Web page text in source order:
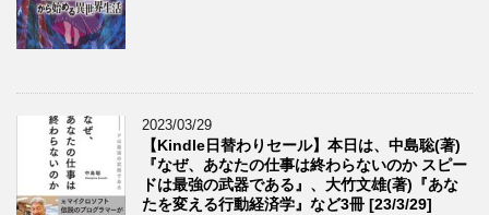
2023/03/29
【Kindle日替わりセール】本日は、中島聡(著)
『なぜ、あなたの仕事は終わらないのか スピー
ドは最強の武器である』、大竹文雄(著)『あな
たを変える行動経済学』など3冊 [23/3/29]